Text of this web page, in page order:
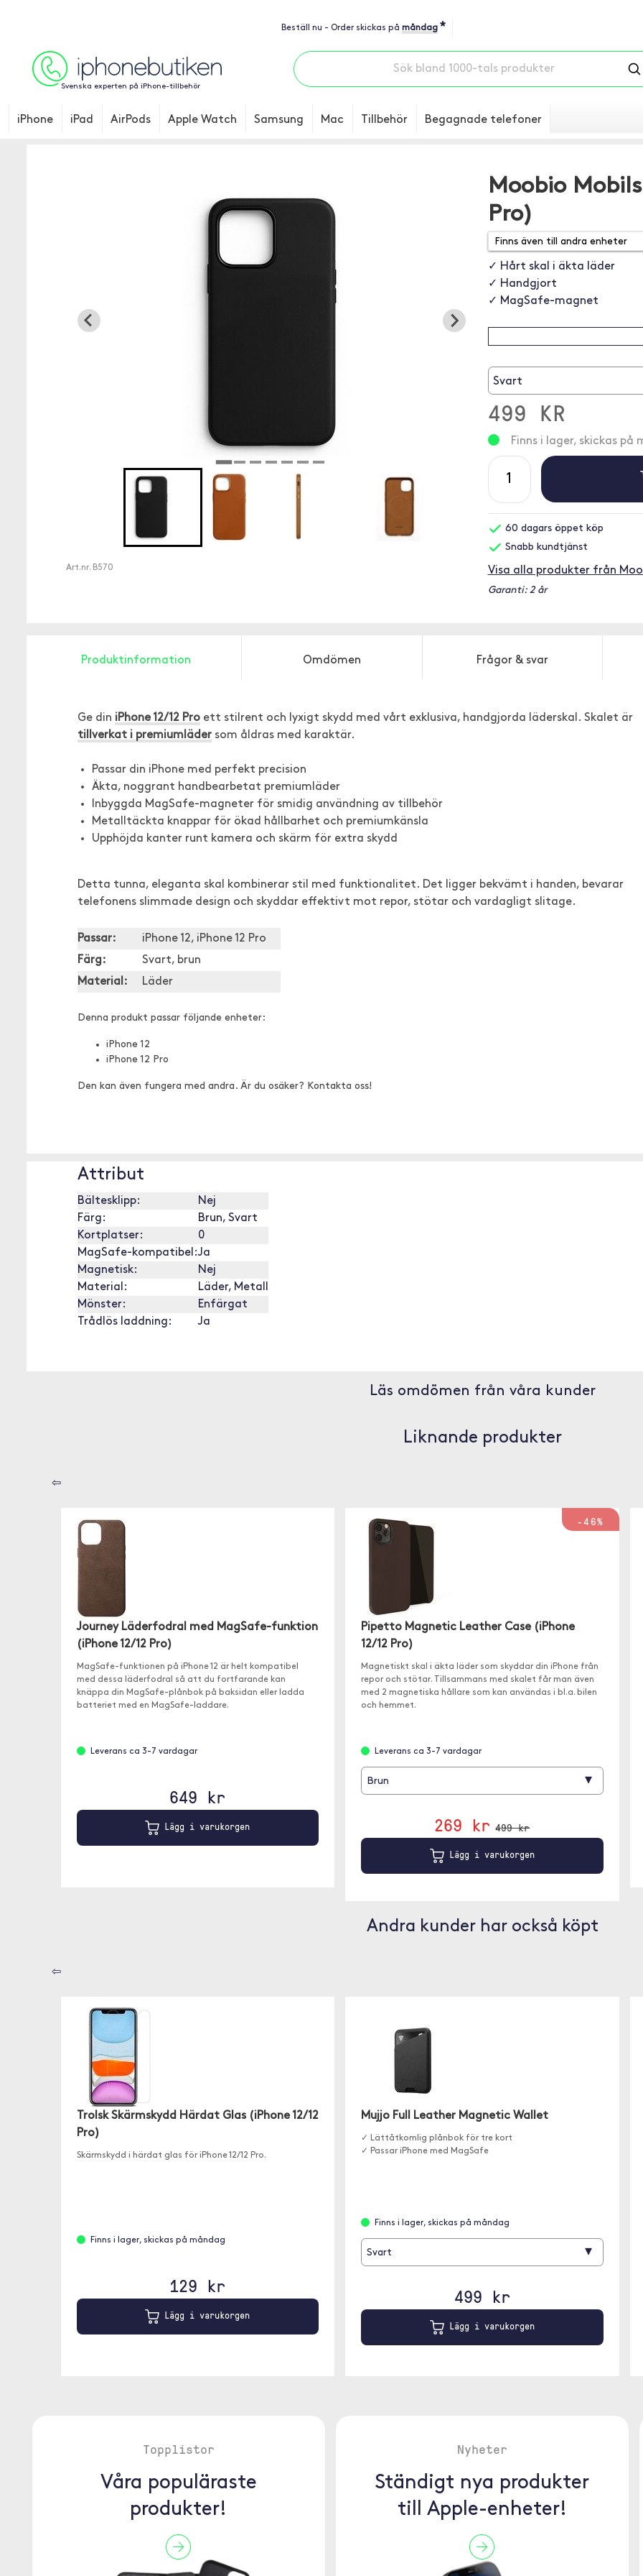
Beställ nu - Order skickas på måndag *
Svenska experten på iPhone-tillbehör
iPhone iPad AirPods Apple Watch Samsung Mac Tillbehör Begagnade telefoner
Art.nr. B570
Moobio
Pro)
✓ Hårt skal i äkta läder
✓ Handgjort
✓ MagSafe-magnet
Svart
499 KR
Finns i lager, skickas på
60 dagars öppet köp
Snabb kundtjänst
Visa alla produkter från
Garanti: 2 år
Produktinformation Omdömen Frågor & svar
Ge din iPhone 12/12 Pro ett stilrent och lyxigt skydd med vårt exklusiva, handgjorda läderskal. Skalet är
tillverkat i premiumläder som åldras med karaktär.
Passar din iPhone med perfekt precision
Äkta, noggrant handbearbetat premiumläder
Inbyggda MagSafe-magneter för smidig användning av tillbehör
Metalltäckta knappar för ökad hållbarhet och premiumkänsla
Upphöjda kanter runt kamera och skärm för extra skydd
Detta tunna, eleganta skal kombinerar stil med funktionalitet. Det ligger bekvämt i handen, bevarar
telefonens slimmade design och skyddar effektivt mot repor, stötar och vardagligt slitage.
Passar:
iPhone 12, iPhone 12 Pro
Färg:
Svart, brun
Material:
Läder
Denna produkt passar följande enheter:
iPhone 12
iPhone 12 Pro
Den kan även fungera med andra. Är du osäker? Kontakta oss!
Attribut
Bältesklipp:
Nej
Färg:
Brun, Svart
Kortplatser:
0
MagSafe-kompatibel:Ja
Magnetisk:
Nej
Material:
Läder, Metall
Mönster:
Enfärgat
Trådlös laddning:
Ja
Läs omdömen från våra kunder
Liknande produkter
⇦
Journey Läderfodral med MagSafe-funktion
(iPhone 12/12 Pro)
MagSafe-funktionen på iPhone 12 är helt kompatibel
med dessa läderfodral så att du fortfarande kan
knäppa din MagSafe-plånbok på baksidan eller ladda
batteriet med en MagSafe-laddare.
Leverans ca 3-7 vardagar
649 kr
Lägg i varukorgen
-46%
Pipetto Magnetic Leather Case (iPhone
12/12 Pro)
Magnetiskt skal i äkta läder som skyddar din iPhone från
repor och stötar. Tillsammans med skalet får man även
med 2 magnetiska hållare som kan användas i bl.a. bilen
och hemmet.
Leverans ca 3-7 vardagar
Brun ▾
269 kr 499 kr
Lägg i varukorgen
Andra kunder har också köpt
⇦
Trolsk Skärmskydd Härdat Glas (iPhone 12/12
Pro)
Skärmskydd i härdat glas för iPhone 12/12 Pro.
Finns i lager, skickas på måndag
129 kr
Lägg i varukorgen
Mujjo Full Leather Magnetic Wallet
✓ Lättåtkomlig plånbok för tre kort
✓ Passar iPhone med MagSafe
Finns i lager, skickas på måndag
Svart ▾
499 kr
Lägg i varukorgen
Topplistor
Våra populäraste
produkter!
Nyheter
Ständigt nya produkter
till Apple-enheter!